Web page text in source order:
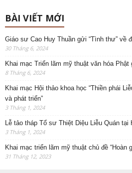
BÀI VIẾT MỚI
Giáo sư Cao Huy Thuần gửi “Tình thư” về
30 Tháng 6, 2024
Khai mạc Triển lãm mỹ thuật văn hóa Phật
8 Tháng 6, 2024
Khai mạc Hội thảo khoa học “Thiền phái
và phát triển”
3 Tháng 1, 2024
Lễ tảo tháp Tổ sư Thiệt Diệu Liễu Quán tại
3 Tháng 1, 2024
Khai mạc triển lãm mỹ thuật chủ đề “Hoàn
31 Tháng 12, 2023